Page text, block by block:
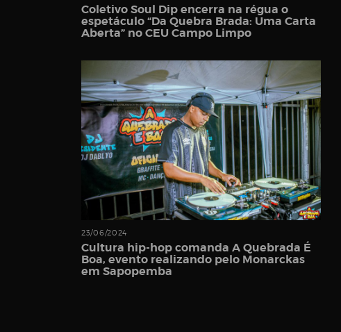
Register
Coletivo Soul Dip encerra na régua o
espetáculo “Da Quebra Brada: Uma Carta
Aberta” no CEU Campo Limpo
23/06/2024
Cultura hip-hop comanda A Quebrada É
Boa, evento realizando pelo Monarckas
em Sapopemba